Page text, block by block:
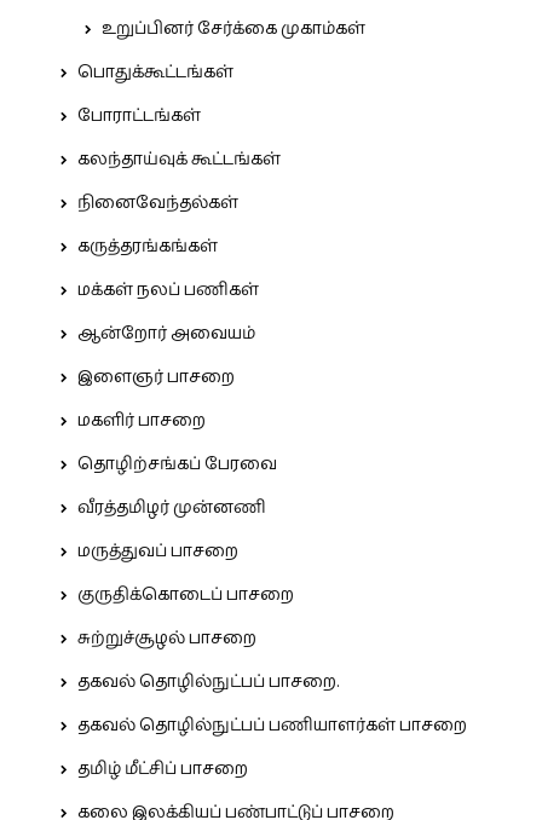
உறுப்பினர் சேர்க்கை முகாம்கள்
பொதுக்கூட்டங்கள்
போராட்டங்கள்
கலந்தாய்வுக் கூட்டங்கள்
நினைவேந்தல்கள்
கருத்தரங்கங்கள்
மக்கள் நலப் பணிகள்
ஆன்றோர் அவையம்
இளைஞர் பாசறை
மகளிர் பாசறை
தொழிற்சங்கப் பேரவை
வீரத்தமிழர் முன்னணி
மருத்துவப் பாசறை
குருதிக்கொடைப் பாசறை
சுற்றுச்சூழல் பாசறை
தகவல் தொழில்நுட்பப் பாசறை.
தகவல் தொழில்நுட்பப் பணியாளர்கள் பாசறை
தமிழ் மீட்சிப் பாசறை
கலை இலக்கியப் பண்பாட்டுப் பாசறை